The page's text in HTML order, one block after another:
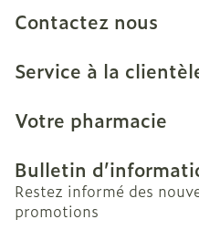
Contactez nous
Service à la
Votre pharmacie
Bulletin
Restez informé des
promotions